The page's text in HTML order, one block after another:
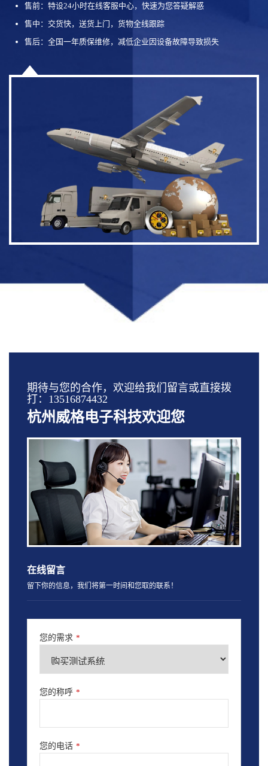
售前：特设24小时在线客服中心，快速为您答疑解惑
售中：交货快，送货上门，货物全线跟踪
售后：全国一年质保维修，减低企业因设备故障导致损失
期待与您的合作，欢迎给我们留言或直接拨
打：13516874432
杭州威格电子科技欢迎您
在线留言
留下你的信息，我们将第一时间和您取的联系！
您的需求 *
您的称呼 *
您的电话 *